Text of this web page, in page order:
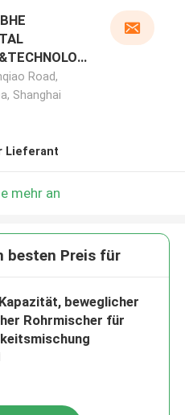
Road,
Shanghai
Lieferant
mehr an
besten Preis für
beweglicher
Rohrmischer für